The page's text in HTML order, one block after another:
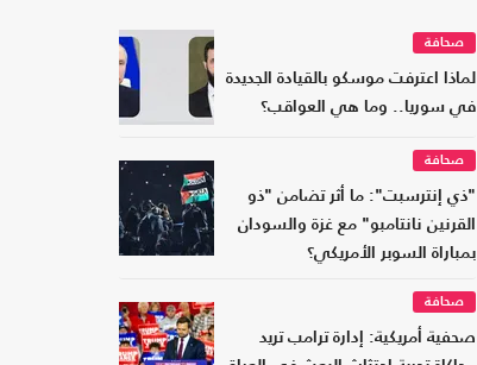
صحافة
لماذا اعترفت موسكو بالقيادة الجديدة
في سوريا.. وما هي العواقب؟
صحافة
"ذي إنترسبت": ما أثر تضامن "ذو
القرنين نانتامبو" مع غزة والسودان
بمباراة السوبر الأمريكي؟
صحافة
صحفية أمريكية: إدارة ترامب تريد